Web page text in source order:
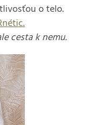
o telo.
cesta k nemu.